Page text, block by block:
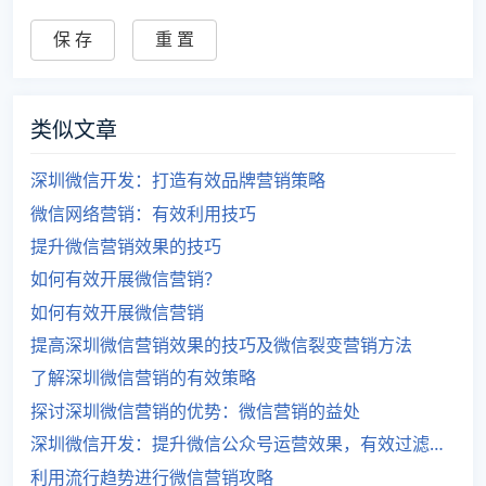
类似文章
深圳微信开发：打造有效品牌营销策略
微信网络营销：有效利用技巧
提升微信营销效果的技巧
如何有效开展微信营销？
如何有效开展微信营销
提高深圳微信营销效果的技巧及微信裂变营销方法
了解深圳微信营销的有效策略
探讨深圳微信营销的优势：微信营销的益处
深圳微信开发：提升微信公众号运营效果，有效过滤垃圾信息，增强用户注意力。
利用流行趋势进行微信营销攻略